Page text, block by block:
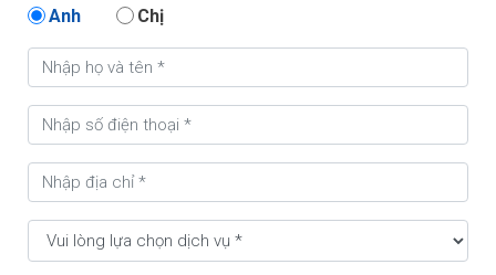
Anh Chị